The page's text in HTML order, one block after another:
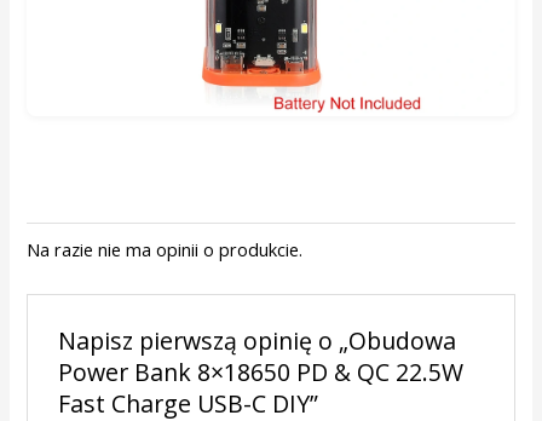
Na razie nie ma opinii o produkcie.
Napisz pierwszą opinię o „Obudowa
Power Bank 8×18650 PD & QC 22.5W
Fast Charge USB-C DIY”